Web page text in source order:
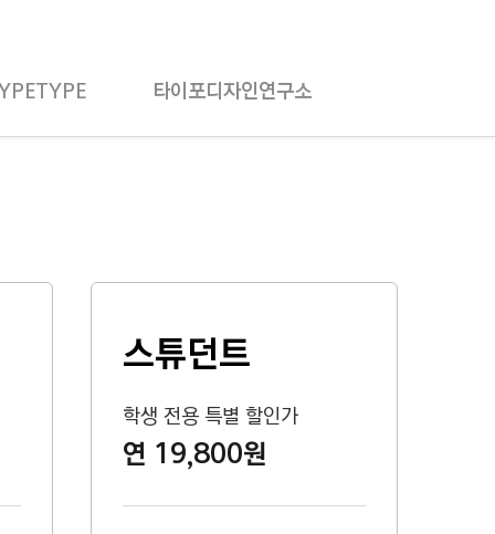
타이포디자인연구소
스튜던트
학생 전용 특별 할인가
연 19,800원